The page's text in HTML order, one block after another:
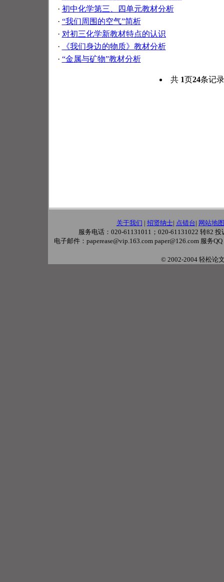
· 初中化学第三、四单元教材分析
· “我们周围的空气”简析
· 对初三化学新教材特点的认识
·
《我们身边的物质》教材分析
· “金属与矿物”教材分析
共 1页24条记录
关于我们 | 招贤纳士| 点错台| 网站地图
服务电话：020-61131011；020-61131022 转82
电子邮件： paperease@vip.163.com paper@126.com 服务
© 2002-2004 轻松